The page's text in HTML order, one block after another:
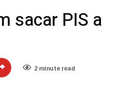
sacar PIS a
2 minute read